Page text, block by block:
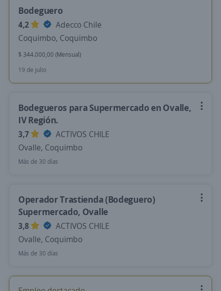
Bodeguero
4,2
Adecco Chile
Coquimbo, Coquimbo
$ 344.000,00 (Mensual)
19 de julio
Bodegueros para Supermercado en Ovalle,
IV Región.
3,7
ACTIVOS CHILE
Ovalle, Coquimbo
Más de 30 días
Operador Trastienda (Bodeguero)
Supermercado, Ovalle
3,8
ACTIVOS CHILE
Ovalle, Coquimbo
Más de 30 días